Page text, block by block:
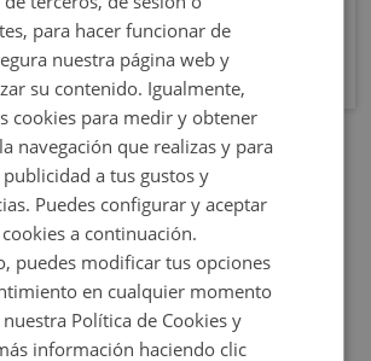
para hacer funcionar de
nuestra página web y
su contenido. Igualmente,
cookies para medir y obtener
navegación que realizas y para
a tus gustos y
Puedes configurar y aceptar
a continuación.
puedes modificar tus opciones
en cualquier momento
Política de Cookies y
información haciendo clic